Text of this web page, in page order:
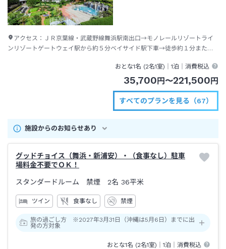
アクセス： ＪＲ京葉線・武蔵野線舞浜駅南出口→モノレールリゾートライ
ンリゾートゲートウェイ駅から約５分ベイサイド駅下車→徒歩約１分または
おとな1名 (2名1室)｜1泊 ｜消費税込
35,700円〜221,500円
すべてのプランを見る（67）
施設からのお知らせあり
グッドチョイス（舞浜・新浦安）・（食事なし）駐車
場料金不要でＯＫ！
スタンダードルーム 禁煙 2名 36平米
ツイン 食事なし 禁煙
旅の過ごし方 ※2027年3月31日（沖縄は5月6日）までに出
発の方対象
おとな1名 (2名1室)｜1泊 ｜消費税込